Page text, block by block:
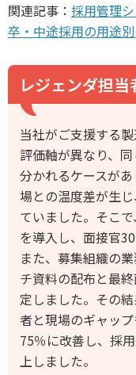
関連記事： 採用管理
卒・中途採用の用途
レジェンダ担当
当社がご支援する
評価軸が異なり、
分かれるケースが
場との温度差が生
ていました。そこ
を導入し、面接官
また、募集組織の
チ資料の配布と最
定しました。その
者と現場のギャッ
75％に改善し、採
上しました。